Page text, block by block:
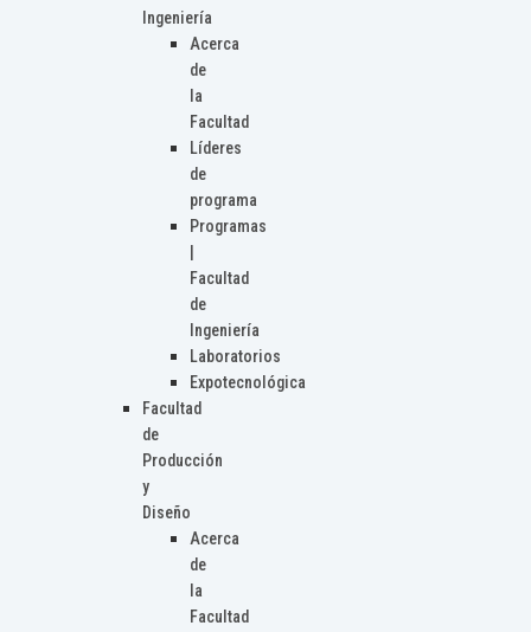
Ingeniería
Acerca
de
la
Facultad
Líderes
de
programa
Programas
Facultad
de
Ingeniería
Laboratorios
Expotecnológica
Facultad
de
Producción
y
Diseño
Acerca
de
la
Facultad